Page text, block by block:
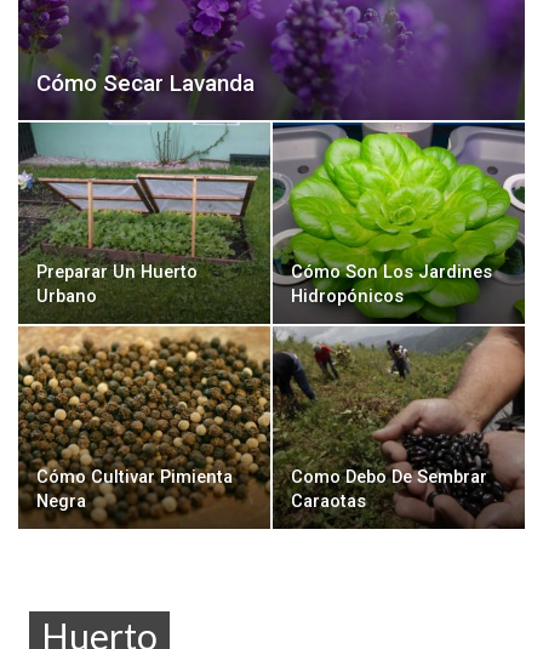
Cómo Secar Lavanda
Preparar Un Huerto
Urbano
Cómo Son Los Jardines
Hidropónicos
Cómo Cultivar Pimienta
Negra
Como Debo De Sembrar
Caraotas
Huerto